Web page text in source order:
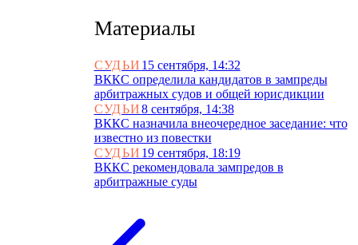
Материалы
СУДЬИ 15 сентября, 14:32
ВККС определила кандидатов в зампреды
арбитражных судов и общей юрисдикции
СУДЬИ8 сентября, 14:38
ВККС назначила внеочередное заседание: что
известно из повестки
СУДЬИ 19 сентября, 18:19
ВККС рекомендовала зампредов в
арбитражные суды